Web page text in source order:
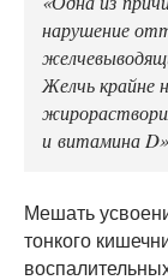
нарушение
Желчь крайне
и витамина
Мешать
тонкого